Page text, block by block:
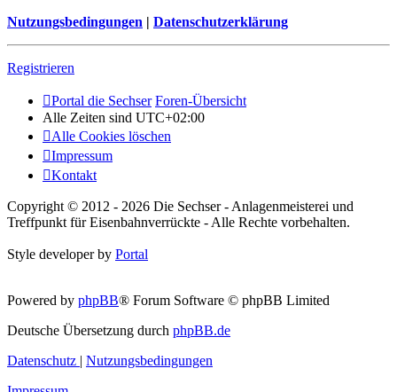
Nutzungsbedingungen | Datenschutzerklärung
Registrieren
Portal die Sechser Foren-Übersicht
Alle Zeiten sind UTC+02:00
Alle Cookies löschen
Impressum
Kontakt
Copyright © 2012 - 2026 Die Sechser - Anlagenmeisterei und
Treffpunkt für Eisenbahnverrückte - Alle Rechte vorbehalten.
Style developer by Portal
Powered by phpBB® Forum Software © phpBB Limited
Deutsche Übersetzung durch phpBB.de
Datenschutz | Nutzungsbedingungen